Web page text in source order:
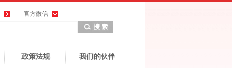
官方微信
政策法规 我们的伙伴